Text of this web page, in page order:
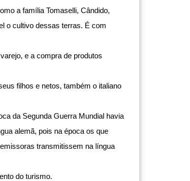
a família Tomaselli, Cândido,
o cultivo dessas terras. É com
e a compra de produtos
filhos e netos, também o italiano
da Segunda Guerra Mundial havia
alemã, pois na época os que
transmitissem na língua
do turismo.